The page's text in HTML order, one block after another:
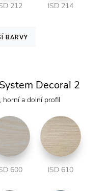
212 ISD 214
BARVY
Decoral 2
horní a dolní profil
600 ISD 610